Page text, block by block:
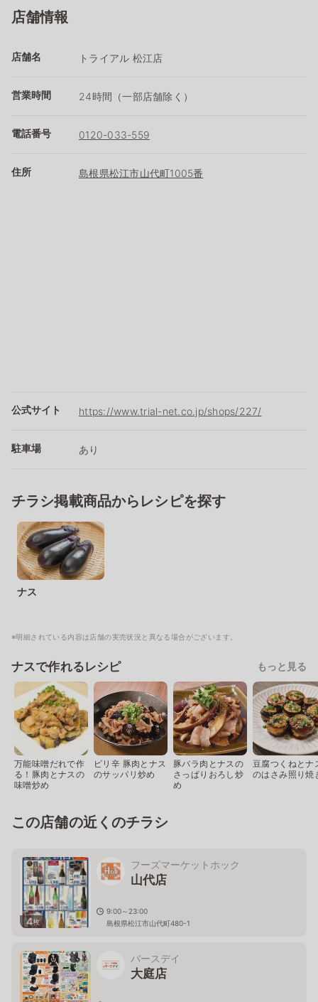
店舗情報
店舗名 トライアル 松江店
営業時間 24時間（一部店舗除く）
電話番号 0120-033-559
住所 島根県松江市山代町1005番
公式サイト https://www.trial-net.co.jp/shops/227/
駐車場 あり
チラシ掲載商品からレシピを探す
ナス
※明細されている内容は店舗の実売状況と異なる場合がございます。
ナスで作れるレシピ もっと見る
万能味噌だれで作
る！豚肉とナスの
味噌炒め
ピリ辛 豚肉とナス
のサッパリ炒め
豚バラ肉とナスの
さっぱりおろし炒
め
豆腐つくねとナ
のはさみ照り焼
この店舗の近くのチラシ
4枚
フーズマーケットホック
山代店
9:00～23:00
島根県松江市山代町480-1
バースデイ
大庭店